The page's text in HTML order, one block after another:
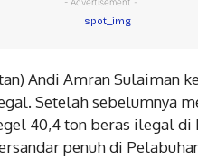
Andi Amran Sulaiman
Setelah sebelumnya
40,4 ton beras ilegal
penuh di